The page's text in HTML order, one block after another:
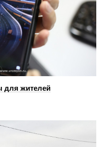
для жителей